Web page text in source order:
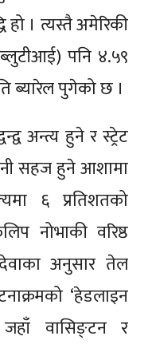
हो । त्यस्तै अमेरिकी
पनि ४.५९
ब्यारेल पुगेको छ ।
अन्त्य हुने र स्ट्रेट
सहज हुने आशामा
६ प्रतिशतको
नोभाकी वरिष्ठ
अनुसार तेल
‘हेडलाइन
वासिङ्टन र